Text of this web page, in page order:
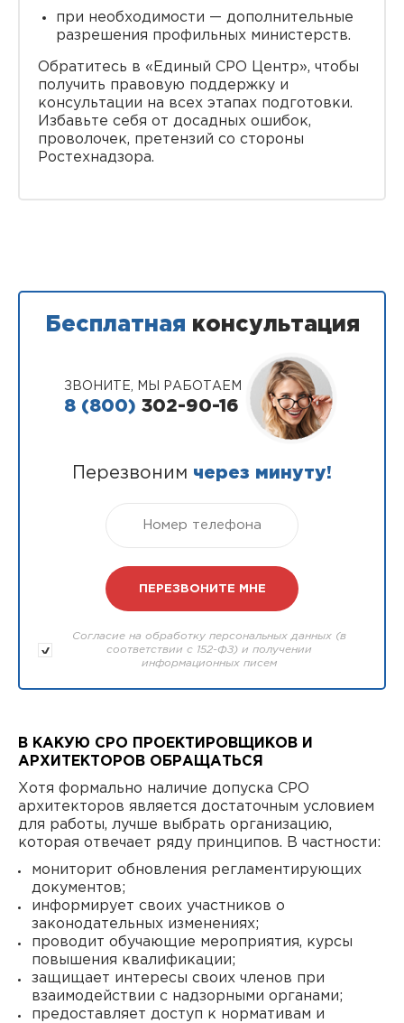
при необходимости — дополнительные
разрешения профильных министерств.
Обратитесь в «Единый СРО Центр», чтобы
получить правовую поддержку и
консультации на всех этапах подготовки.
Избавьте себя от досадных ошибок,
проволочек, претензий со стороны
Ростехнадзора.
Бесплатная консультация
ЗВОНИТЕ, МЫ РАБОТАЕМ
8 (800) 302-90-16
Перезвоним через минуту!
Согласие на обработку персональных данных (в
соответствии с 152-ФЗ) и получении
информационных писем
В КАКУЮ СРО ПРОЕКТИРОВЩИКОВ И
АРХИТЕКТОРОВ ОБРАЩАТЬСЯ
Хотя формально наличие допуска СРО
архитекторов является достаточным условием
для работы, лучше выбрать организацию,
которая отвечает ряду принципов. В частности:
мониторит обновления регламентирующих
документов;
информирует своих участников о
законодательных изменениях;
проводит обучающие мероприятия, курсы
повышения квалификации;
защищает интересы своих членов при
взаимодействии с надзорными органами;
предоставляет доступ к нормативам и